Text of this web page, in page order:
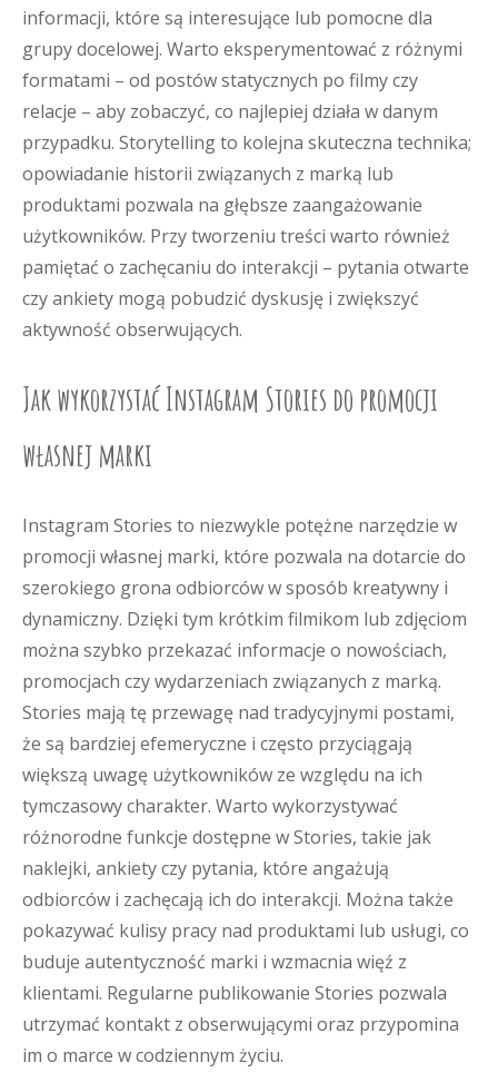
informacji, które są interesujące lub pomocne dla
grupy docelowej. Warto eksperymentować z różnymi
formatami – od postów statycznych po filmy czy
relacje – aby zobaczyć, co najlepiej działa w danym
przypadku. Storytelling to kolejna skuteczna technika;
opowiadanie historii związanych z marką lub
produktami pozwala na głębsze zaangażowanie
użytkowników. Przy tworzeniu treści warto również
pamiętać o zachęcaniu do interakcji – pytania otwarte
czy ankiety mogą pobudzić dyskusję i zwiększyć
aktywność obserwujących.
Jak wykorzystać Instagram Stories do promocji
własnej marki
Instagram Stories to niezwykle potężne narzędzie w
promocji własnej marki, które pozwala na dotarcie do
szerokiego grona odbiorców w sposób kreatywny i
dynamiczny. Dzięki tym krótkim filmikom lub zdjęciom
można szybko przekazać informacje o nowościach,
promocjach czy wydarzeniach związanych z marką.
Stories mają tę przewagę nad tradycyjnymi postami,
że są bardziej efemeryczne i często przyciągają
większą uwagę użytkowników ze względu na ich
tymczasowy charakter. Warto wykorzystywać
różnorodne funkcje dostępne w Stories, takie jak
naklejki, ankiety czy pytania, które angażują
odbiorców i zachęcają ich do interakcji. Można także
pokazywać kulisy pracy nad produktami lub usługi, co
buduje autentyczność marki i wzmacnia więź z
klientami. Regularne publikowanie Stories pozwala
utrzymać kontakt z obserwującymi oraz przypomina
im o marce w codziennym życiu.